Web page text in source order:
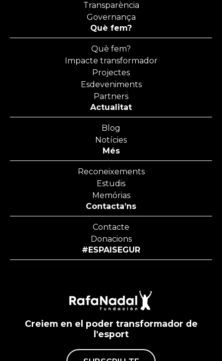
Transparència
Governança
Què fem?
Què fem?
Impacte transformador
Projectes
Esdeveniments
Partners
Actualitat
Blog
Notícies
Més
Reconeixements
Estudis
Memórias
Contacta’ns
Contacte
Donacions
#ESPAISEGUR
Creiem en el poder transformador de
l'esport